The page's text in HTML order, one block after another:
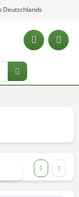
Deutschlands